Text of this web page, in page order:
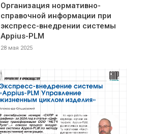
Организация нормативно-
справочной информации при
экспресс-внедрении системы
Appius-PLM
28 мая 2025